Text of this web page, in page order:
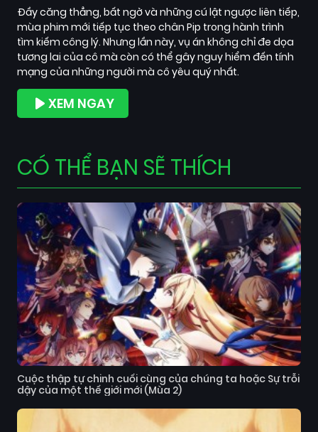
Đầy căng thẳng, bất ngờ và những cú lật ngược liên tiếp,
mùa phim mới tiếp tục theo chân Pip trong hành trình
tìm kiếm công lý. Nhưng lần này, vụ án không chỉ đe dọa
tương lai của cô mà còn có thể gây nguy hiểm đến tính
mạng của những người mà cô yêu quý nhất.
XEM NGAY
CÓ THỂ BẠN SẼ THÍCH
Cuộc thập tự chinh cuối cùng của chúng ta hoặc Sự trỗi
dậy của một thế giới mới (Mùa 2)